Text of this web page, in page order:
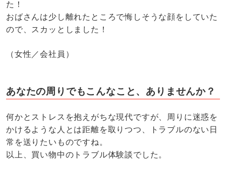
た！
おばさんは少し離れたところで悔しそうな顔をしていた
ので、スカッとしました！
（女性／会社員）
あなたの周りでもこんなこと、ありませんか？
何かとストレスを抱えがちな現代ですが、周りに迷惑を
かけるような人とは距離を取りつつ、トラブルのない日
常を送りたいものですね。
以上、買い物中のトラブル体験談でした。